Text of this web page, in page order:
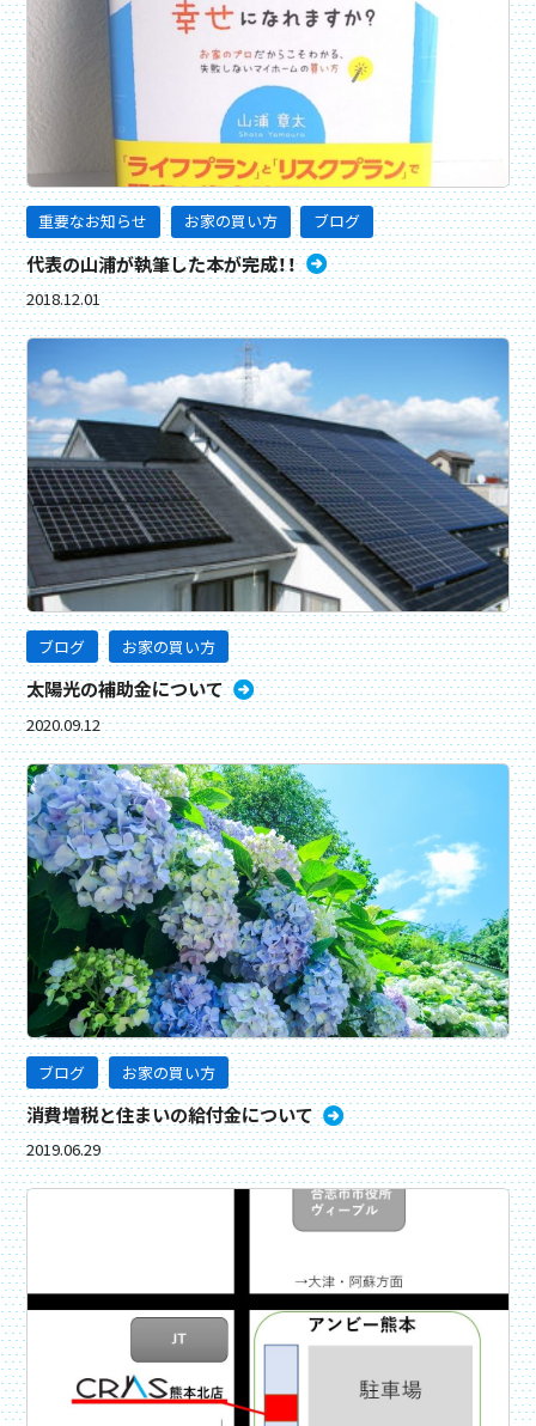
重要なお知らせ お家の買い方 ブログ
代表の山浦が執筆した本が完成！！
2018.12.01
ブログ お家の買い方
太陽光の補助金について
2020.09.12
ブログ お家の買い方
消費増税と住まいの給付金について
2019.06.29